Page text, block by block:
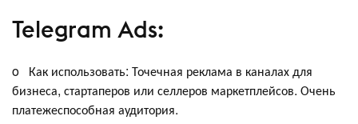
Telegram Ads:
o Как использовать: Точечная реклама в каналах для
бизнеса, стартаперов или селлеров маркетплейсов. Очень
платежеспособная аудитория.